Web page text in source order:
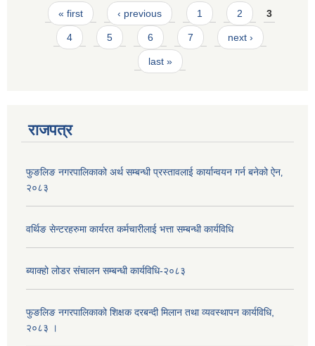
Pages
« first ‹ previous 1 2 3
4 5 6 7 next ›
last »
राजपत्र
फुङलिङ नगरपालिकाको अर्थ सम्बन्धी प्रस्तावलाई कार्यान्वयन गर्न बनेको ऐन‚
२०८३
वर्थिङ सेन्टरहरुमा कार्यरत कर्मचारीलाई भत्ता सम्बन्धी कार्यविधि
ब्याक्हो लोडर संचालन सम्बन्धी कार्यविधि-२०८३
फुङलिङ नगरपालिकाको शिक्षक दरबन्दी मिलान तथा व्यवस्थापन कार्यविधि,
२०८३ ।